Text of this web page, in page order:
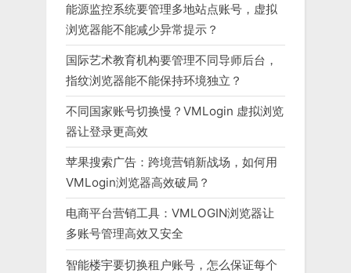
能源监控系统要管理多地站点账号，虚拟
浏览器能不能减少异常提示？
国际艺术教育机构要管理不同导师后台，
指纹浏览器能不能保持环境独立？
不同国家账号切换慢？VMLogin 虚拟浏览
器让登录更高效
苹果搜索广告：跨境营销新战场，如何用
VMLogin浏览器高效破局？
电商平台营销工具：VMLOGIN浏览器让
多账号管理高效又安全
智能楼宇要切换租户账号，怎么保证每个